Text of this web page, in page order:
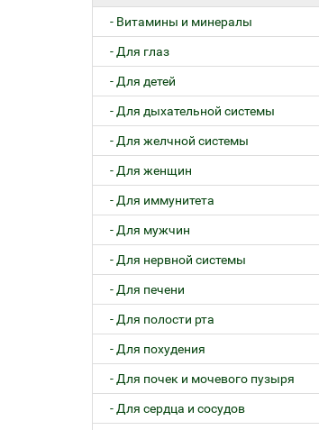
- Витамины и минералы
- Для глаз
- Для детей
- Для дыхательной системы
- Для желчной системы
- Для женщин
- Для иммунитета
- Для мужчин
- Для нервной системы
- Для печени
- Для полости рта
- Для похудения
- Для почек и мочевого пузыря
- Для сердца и сосудов